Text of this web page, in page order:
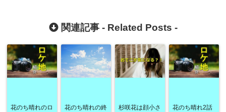
関連記事 - Related Posts -
花のち晴れのロ
花のち晴れの終
杉咲花は顔小さ
花のち晴れ2話